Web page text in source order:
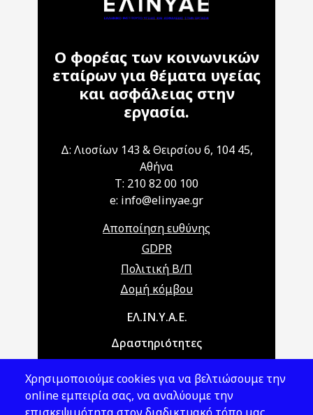
Ο φορέας των κοινωνικών
εταίρων για θέματα υγείας
και ασφάλειας στην
εργασία.
Δ: Λιοσίων 143 & Θειρσίου 6, 104 45,
Αθήνα
T: 210 82 00 100
e: info@elinyae.gr
Αποποίηση ευθύνης
GDPR
Πολιτική Β/Π
Δομή κόμβου
Main navigationΕΛ.ΙΝ.Υ.Α.Ε.
Δραστηριότητες
Νομοθεσία
Χρησιμοποιούμε cookies για να βελτιώσουμε την
online εμπειρία σας, να αναλύουμε την